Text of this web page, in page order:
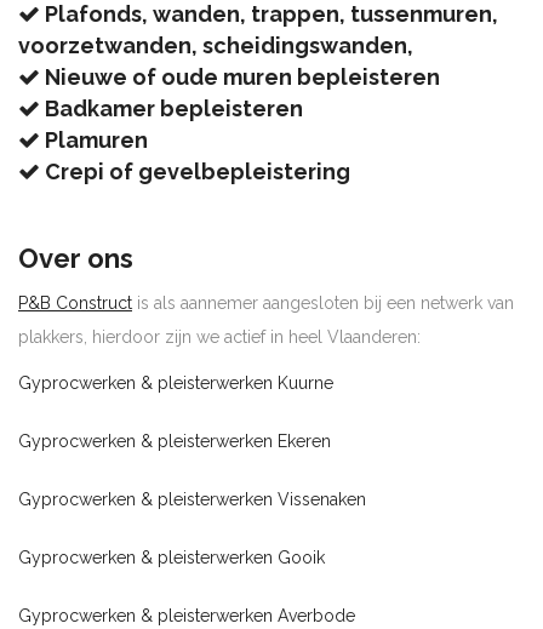
Plafonds, wanden, trappen, tussenmuren,
voorzetwanden, scheidingswanden,
Nieuwe of oude muren bepleisteren
Badkamer bepleisteren
Plamuren
Crepi of gevelbepleistering
Over ons
P&B Construct is als aannemer aangesloten bij een netwerk van
plakkers, hierdoor zijn we actief in heel Vlaanderen:
Gyprocwerken & pleisterwerken Kuurne
Gyprocwerken & pleisterwerken Ekeren
Gyprocwerken & pleisterwerken Vissenaken
Gyprocwerken & pleisterwerken Gooik
Gyprocwerken & pleisterwerken Averbode